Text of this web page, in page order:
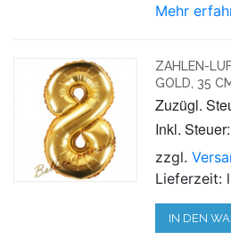
Mehr
ZAHLEN-
GOLD, 35
Zuzügl.
Inkl. Steuer:
zzgl.
Lieferzeit:
IN DEN